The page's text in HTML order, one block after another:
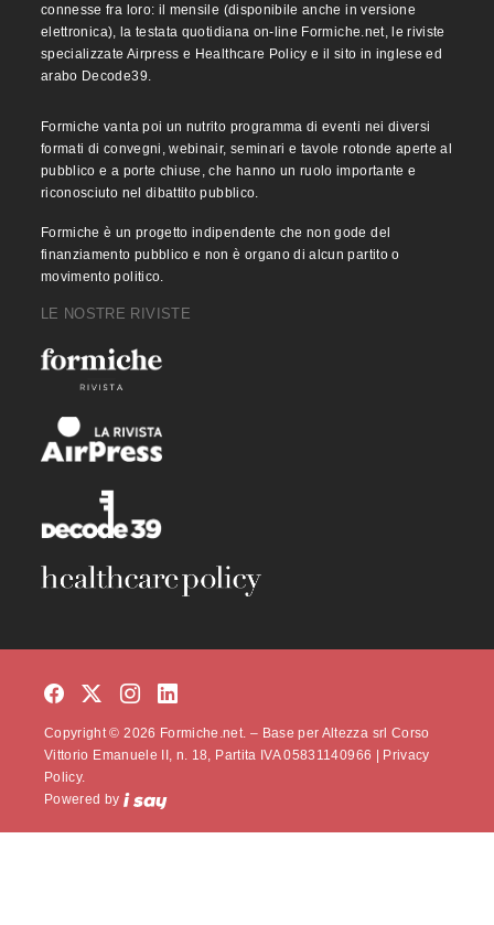
connesse fra loro: il mensile (disponibile anche in versione
elettronica), la testata quotidiana on-line Formiche.net, le riviste
specializzate Airpress e Healthcare Policy e il sito in inglese ed
arabo Decode39.
Formiche vanta poi un nutrito programma di eventi nei diversi
formati di convegni, webinair, seminari e tavole rotonde aperte al
pubblico e a porte chiuse, che hanno un ruolo importante e
riconosciuto nel dibattito pubblico.
Formiche è un progetto indipendente che non gode del
finanziamento pubblico e non è organo di alcun partito o
movimento politico.
LE NOSTRE RIVISTE
Copyright © 2026 Formiche.net. – Base per Altezza srl Corso
Vittorio Emanuele II, n. 18, Partita IVA 05831140966 |
Privacy
Policy.
Powered by